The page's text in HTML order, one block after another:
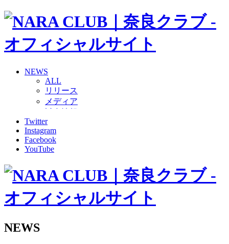
NEWS
ALL
リリース
メディア
グッズ
ファンコミュニティ
普及・育成
ホームタウン
その他
2026/27トップチーム
2026/27トップチームスタッフ
Twitter
Instagram
Facebook
YouTube
NEWS